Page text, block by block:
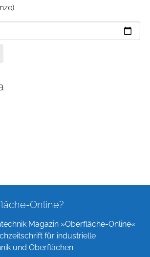
Online?
Magazin »Oberfläche-Online«
für industrielle
und Oberflächen.